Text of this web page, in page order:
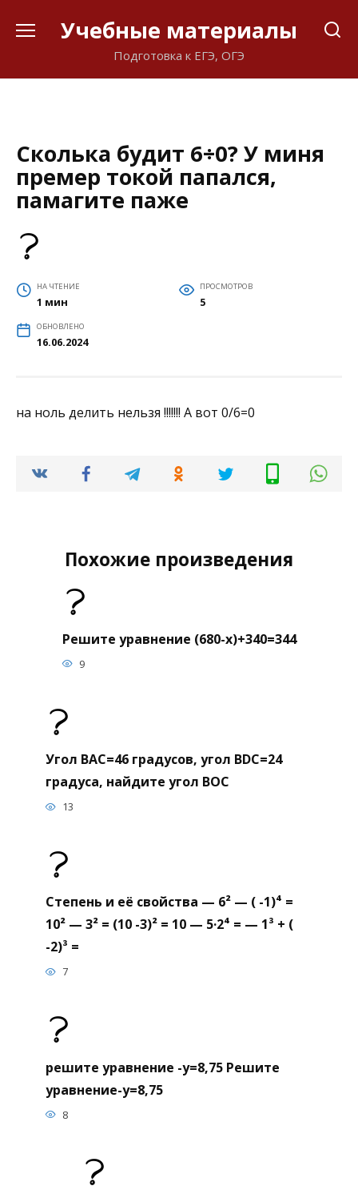
Учебные материалы
Подготовка к ЕГЭ, ОГЭ
Сколька будит 6÷0? У миня
премер токой папался,
памагите паже
НА ЧТЕНИЕ
1 мин
ПРОСМОТРОВ
5
ОБНОВЛЕНО
16.06.2024
на ноль делить нельзя !!!!!!! А вот 0/6=0
Похожие произведения
Решите уравнение (680-х)+340=344
9
Угол BAC=46 градусов, угол BDC=24
градуса, найдите угол BOC
13
Степень и её свойства — 6² — ( -1)⁴ =
10² — 3² = (10 -3)² = 10 — 5·2⁴ = — 1³ + (
-2)³ =
7
решите уравнение -y=8,75 Решите
уравнение-y=8,75
8